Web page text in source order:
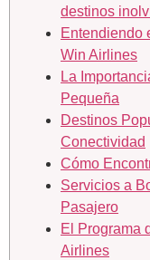
destinos
Entendiendo
Win Airlines
La
Pequeña
Destinos
Conectividad
Cómo
Servicios a
Pasajero
El Programa
Airlines